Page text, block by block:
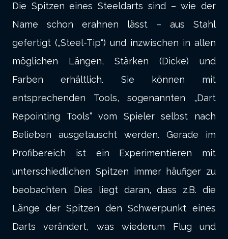
Die Spitzen eines Steeldarts sind – wie der
Name schon erahnen lässt – aus Stahl
gefertigt („Steel-Tip“) und inzwischen in allen
möglichen Längen, Stärken (Dicke) und
Farben erhältlich. Sie können mit
entsprechenden Tools, sogenannten „Dart
Repointing Tools“ vom Spieler selbst nach
Belieben ausgetauscht werden. Gerade im
Profibereich ist ein Experimentieren mit
unterschiedlichen Spitzen immer häufiger zu
beobachten. Dies liegt daran, dass z.B. die
Länge der Spitzen den Schwerpunkt eines
Darts verändert, was wiederum Flug und